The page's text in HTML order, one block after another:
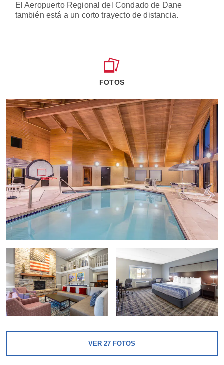
El Aeropuerto Regional del Condado de Dane
también está a un corto trayecto de distancia.
FOTOS
VER 27 FOTOS